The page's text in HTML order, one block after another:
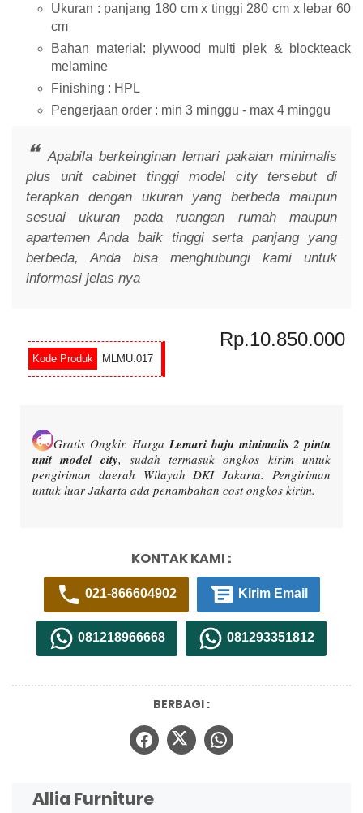
Ukuran : panjang 180 cm x tinggi 280 cm x lebar 60
cm
Bahan material: plywood multi plek & blockteack
melamine
Finishing : HPL
Pengerjaan order : min 3 minggu - max 4 minggu
Apabila berkeinginan lemari pakaian minimalis
plus unit cabinet tinggi model city tersebut di
terapkan dengan ukuran yang berbeda maupun
sesuai ukuran pada ruangan rumah maupun
apartemen Anda baik tinggi serta panjang yang
berbeda, Anda bisa menghubungi kami untuk
informasi jelas nya
MLMU:017
Rp.10.850.000
Gratis Ongkir. HargaLemari baju minimalis 2 pintu
unit model city, sudah termasuk ongkos kirim untuk
pengiriman daerah Wilayah DKI Jakarta. Pengiriman
untuk luar Jakarta ada penambahan cost ongkos kirim.
KONTAK KAMI :
021-866604902 Kirim Email
081218966668 081293351812
BERBAGI :
Allia Furniture